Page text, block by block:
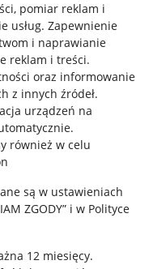
pomiar reklam i
usług. Zapewnienie
i naprawianie
reklam i treści.
oraz informowanie
z innych źródeł.
urządzeń na
.
również w celu
są w ustawieniach
ZGODY” i w Polityce
12 miesięcy.